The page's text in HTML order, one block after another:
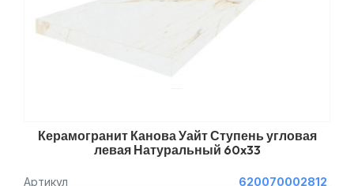
Керамогранит Канова Уайт Ступень угловая
левая Натуральный 60x33
Артикул
620070002812